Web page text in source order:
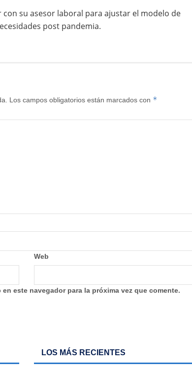
su asesor laboral para ajustar el modelo de
post pandemia.
Los campos obligatorios están marcados con *
Web
este navegador para la próxima vez que comente.
LOS MÁS RECIENTES